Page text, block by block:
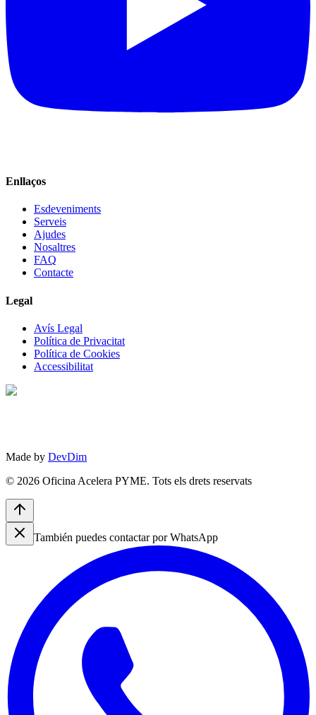
Enllaços
Esdeveniments
Serveis
Ajudes
Nosaltres
FAQ
Contacte
Legal
Avís Legal
Política de Privacitat
Política de Cookies
Accessibilitat
Made by DevDim
© 2026 Oficina Acelera PYME. Tots els drets reservats
También puedes contactar por WhatsApp